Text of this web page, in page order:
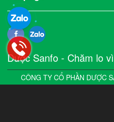
Dược Sanfo - Chăm lo
CÔNG TY CỔ PHẦN DƯỢC